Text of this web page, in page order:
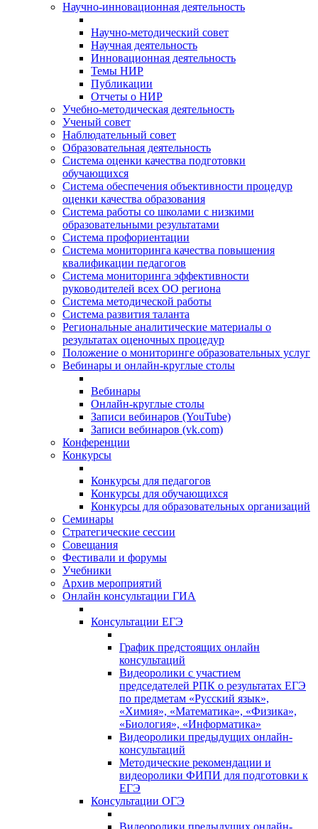
Научно-инновационная деятельность
Научно-методический совет
Научная деятельность
Инновационная деятельность
Темы НИР
Публикации
Отчеты о НИР
Учебно-методическая деятельность
Ученый совет
Наблюдательный совет
Образовательная деятельность
Система оценки качества подготовки
обучающихся
Система обеспечения объективности процедур
оценки качества образования
Система работы со школами с низкими
образовательными результатами
Система профориентации
Система мониторинга качества повышения
квалификации педагогов
Система мониторинга эффективности
руководителей всех ОО региона
Система методической работы
Система развития таланта
Региональные аналитические материалы о
результатах оценочных процедур
Положение о мониторинге образовательных услуг
Вебинары и онлайн-круглые столы
Вебинары
Онлайн-круглые столы
Записи вебинаров (YouTube)
Записи вебинаров (vk.com)
Конференции
Конкурсы
Конкурсы для педагогов
Конкурсы для обучающихся
Конкурсы для образовательных организаций
Семинары
Стратегические сессии
Совещания
Фестивали и форумы
Учебники
Архив мероприятий
Онлайн консультации ГИА
Консультации ЕГЭ
График предстоящих онлайн
консультаций
Видеоролики с участием
председателей РПК о результатах ЕГЭ
по предметам «Русский язык»,
«Химия», «Математика», «Физика»,
«Биология», «Информатика»
Видеоролики предыдущих онлайн-
консультаций
Методические рекомендации и
видеоролики ФИПИ для подготовки к
ЕГЭ
Консультации ОГЭ
Видеоролики предыдущих онлайн-